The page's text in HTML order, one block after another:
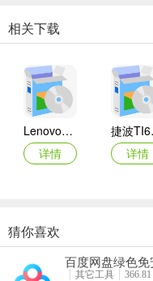
相关下载
Lenovo联想 Ideapad Z465/Z565系列笔记本 声卡驱动
详情
捷
详情
奥睿科PAS3062-2E/PAS3062-2S/PAS3064-2S2E系列扩展卡驱动
详情
Canon佳能
详情
猜你喜欢
百度网盘绿色免
其它工具